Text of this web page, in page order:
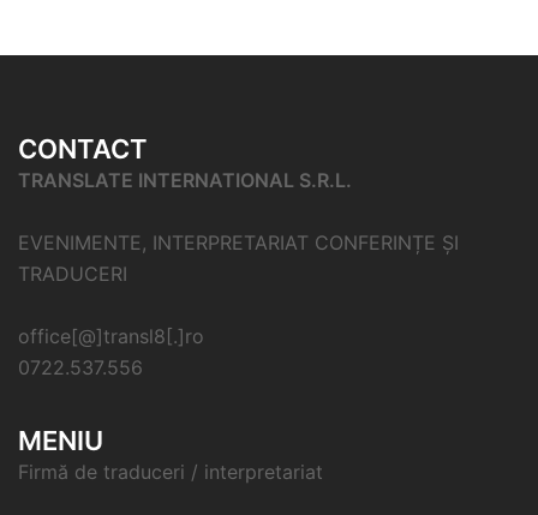
CONTACT
TRANSLATE INTERNATIONAL S.R.L.
EVENIMENTE, INTERPRETARIAT CONFERINȚE ȘI
TRADUCERI
office[@]transl8[.]ro
0722.537.556
MENIU
Firmă de traduceri / interpretariat